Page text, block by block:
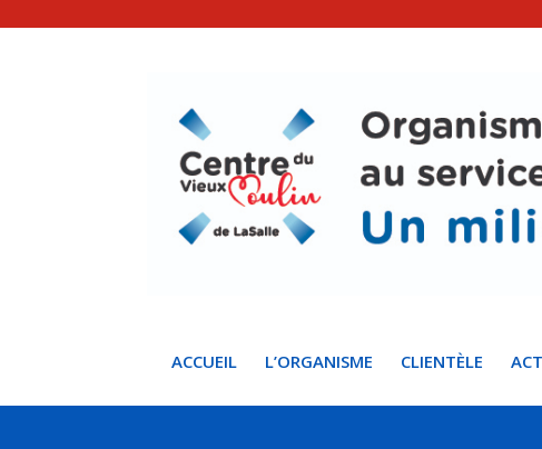
ACCUEIL L’ORGANISME CLIENTÈLE